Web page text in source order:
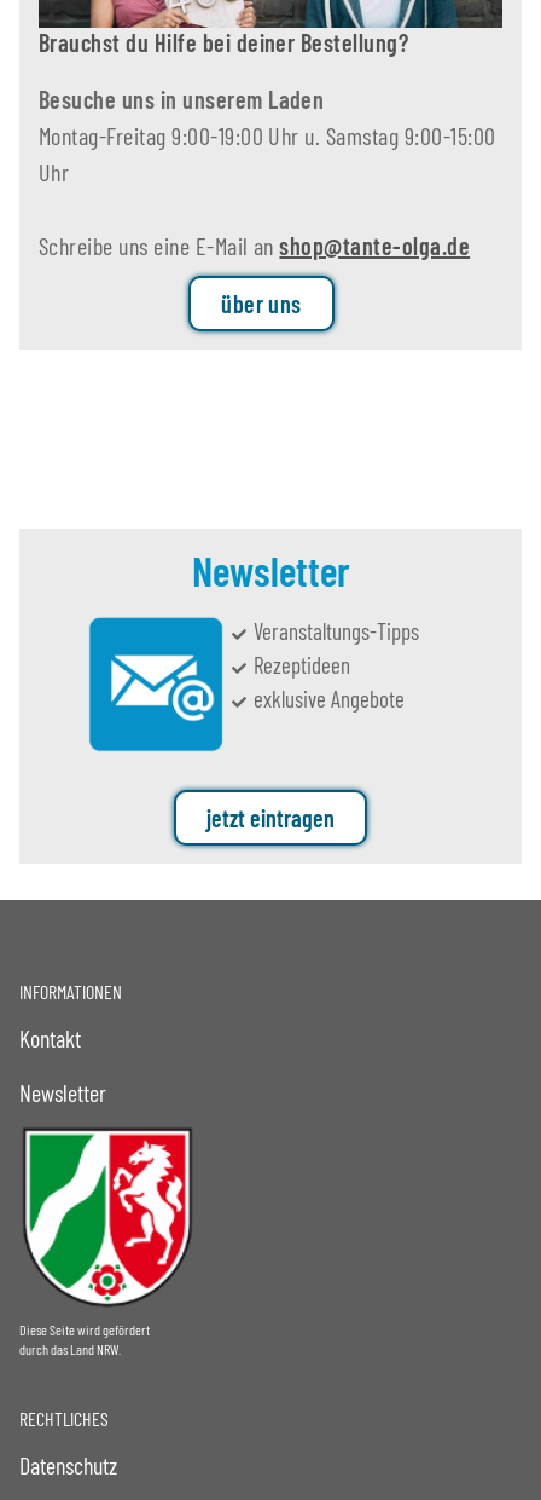
Brauchst du Hilfe bei deiner Bestellung?
Besuche uns in unserem Laden
Montag-Freitag 9:00-19:00 Uhr u. Samstag 9:00-15:00
Uhr
Schreibe uns eine E-Mail anshop@tante-olga.de
über uns
Newsletter
Veranstaltungs-Tipps
Rezeptideen
exklusive Angebote
jetzt eintragen
INFORMATIONEN
Kontakt
Newsletter
Diese Seite wird gefördert
durch das Land NRW.
RECHTLICHES
Datenschutz